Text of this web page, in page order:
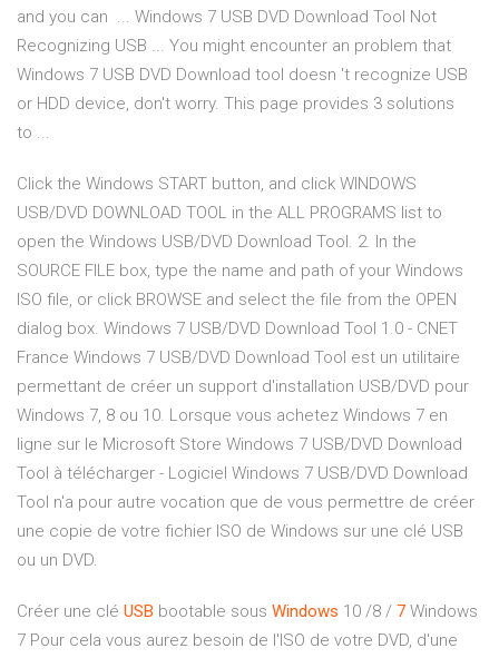
and you can ... Windows 7 USB DVD Download Tool Not
Recognizing USB ... You might encounter an problem that
Windows 7 USB DVD Download tool doesn 't recognize USB
or HDD device, don't worry. This page provides 3 solutions
to ...
Click the Windows START button, and click WINDOWS
USB/DVD DOWNLOAD TOOL in the ALL PROGRAMS list to
open the Windows USB/DVD Download Tool. 2. In the
SOURCE FILE box, type the name and path of your Windows
ISO file, or click BROWSE and select the file from the OPEN
dialog box. Windows 7 USB/DVD Download Tool 1.0 - CNET
France Windows 7 USB/DVD Download Tool est un utilitaire
permettant de créer un support d'installation USB/DVD pour
Windows 7, 8 ou 10. Lorsque vous achetez Windows 7 en
ligne sur le Microsoft Store Windows 7 USB/DVD Download
Tool à télécharger - Logiciel Windows 7 USB/DVD Download
Tool n'a pour autre vocation que de vous permettre de créer
une copie de votre fichier ISO de Windows sur une clé USB
ou un DVD.
Créer une clé USB bootable sous Windows 10 /8 / 7 Windows
7 Pour cela vous aurez besoin de l'ISO de votre DVD, d'une